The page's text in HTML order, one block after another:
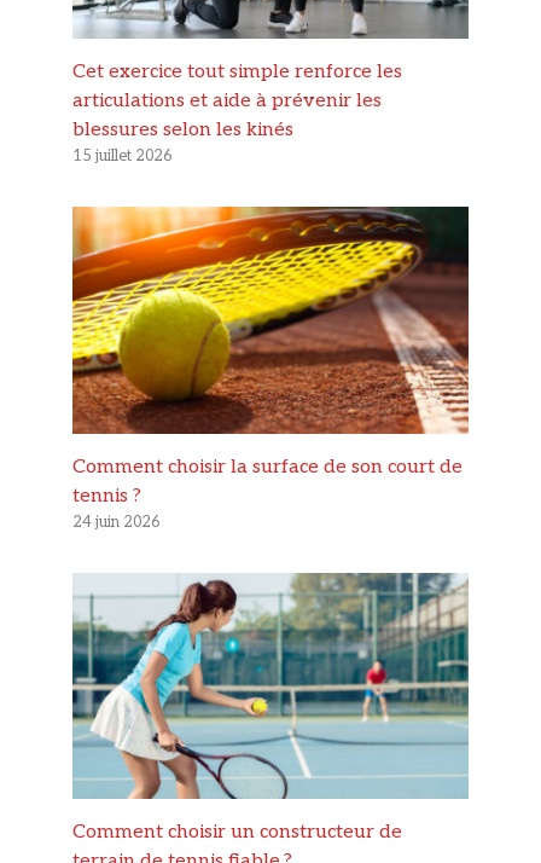
Cet exercice tout simple renforce les
articulations et aide à prévenir les
blessures selon les kinés
15 juillet 2026
Comment choisir la surface de son court de
tennis ?
24 juin 2026
Comment choisir un constructeur de